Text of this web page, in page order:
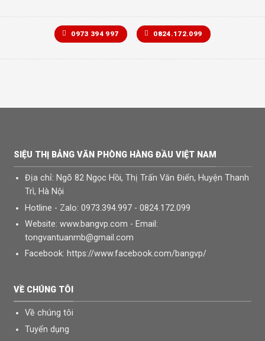
0973 394 997 0824.172.099
SIỆU THỊ BẢNG VĂN PHÒNG HÀNG ĐẦU VIỆT NAM
Địa chỉ: Ngõ 82 Ngọc Hồi, Thị Trấn Văn Điển, Huyện Thanh
Trì, Hà Nội
Hotline - Zalo: 0973.394.997 - 0824.172.099
Website: www.bangvp.com - Email:
tongvantuanmb@gmail.com
Facebook: https://www.facebook.com/bangvp/
TỪ XANH-BẢNG KÍNH-BẢNG GHIM-BẢNG FOOC MICA-BẢNG ĐEN-
BẢNG HUỲNH QUANG-BÀN GHẾ HỌC SINH
CHÚNG TÔI ĐANG TÌM CÁC ĐƠN VỊ VỀ TINH Ở CÁC TỈNH
Chi nhánh: Thành phố thái bình; Tỉnh thái bình
VỀ CHÚNG TÔI
Về chúng tôi
Tuyển dụng